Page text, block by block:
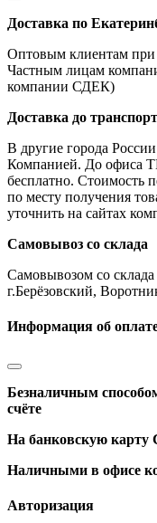
Доставка по
Оптовым клиентам при
Частным лицам
компании СДЕК)
Доставка до
В другие города
Компанией. До офиса
бесплатно. Стоимость
по месту получения
уточнить на сайтах
Самовывоз со склада
Самовывозом со склада
г.Берёзовский,
Информация об
Безналичным
счёте
На банковскую карту
Наличными в офисе
Авторизация